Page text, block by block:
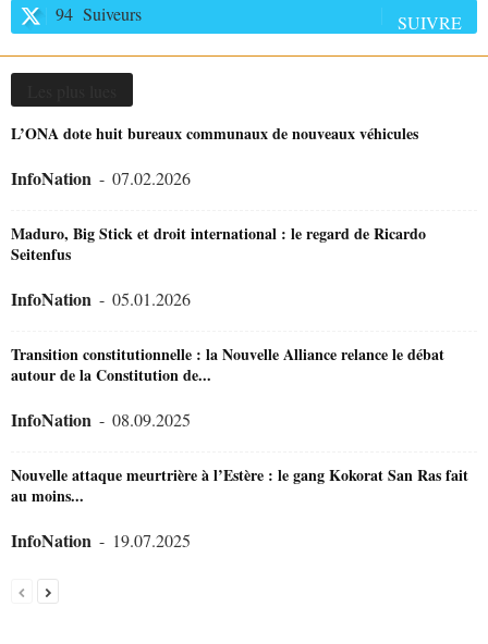
94 Suiveurs SUIVRE
L’ONA dote huit bureaux communaux de nouveaux véhicules
InfoNation - 07.02.2026
Maduro, Big Stick et droit international : le regard de Ricardo
Seitenfus
InfoNation - 05.01.2026
Transition constitutionnelle : la Nouvelle Alliance relance le débat
autour de la Constitution de...
InfoNation - 08.09.2025
Nouvelle attaque meurtrière à l’Estère : le gang Kokorat San Ras fait
au moins...
InfoNation - 19.07.2025